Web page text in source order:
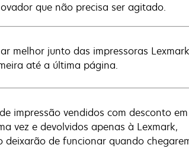
que não precisa ser agitado.
melhor junto das impressoras
até a última página.
impressão vendidos com desconto em
vez e devolvidos apenas à Lexmark,
deixarão de funcionar quando